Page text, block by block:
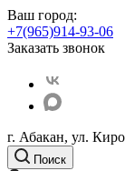
Ваш город:
+7(965)914-93-06
Заказать звонок
г. Абакан, ул.
Поиск